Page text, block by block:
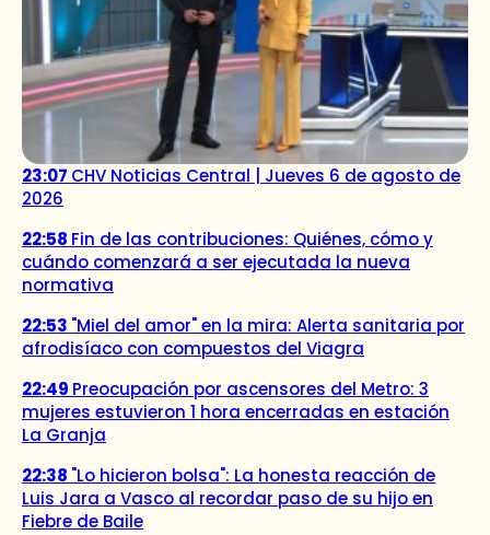
23:07 CHV Noticias Central | Jueves 6 de agosto de
2026
22:58 Fin de las contribuciones: Quiénes, cómo y
cuándo comenzará a ser ejecutada la nueva
normativa
22:53 "Miel del amor" en la mira: Alerta sanitaria por
afrodisíaco con compuestos del Viagra
22:49 Preocupación por ascensores del Metro: 3
mujeres estuvieron 1 hora encerradas en estación
La Granja
22:38 "Lo hicieron bolsa": La honesta reacción de
Luis Jara a Vasco al recordar paso de su hijo en
Fiebre de Baile